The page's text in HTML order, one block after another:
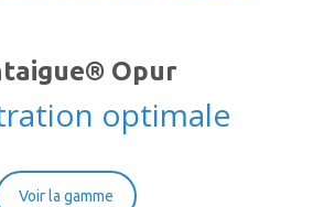
Opur
optimale
Voir la gamme